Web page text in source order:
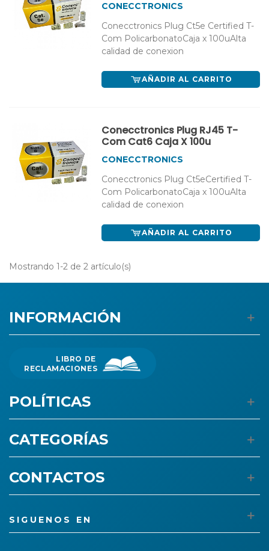
CONECCTRONICS
Conecctronics Plug Ct5e Certified T-
Com PolicarbonatoCaja x 100uAlta
calidad de conexion
AÑADIR AL CARRITO
Conecctronics Plug RJ45 T-
Com Cat6 Caja X 100u
CONECCTRONICS
Conecctronics Plug Ct5eCertified T-
Com PolicarbonatoCaja x 100uAlta
calidad de conexion
AÑADIR AL CARRITO
Mostrando 1-2 de 2 artículo(s)
INFORMACIÓN
LIBRO DE
RECLAMACIONES
POLÍTICAS
CATEGORÍAS
CONTACTOS
SIGUENOS EN